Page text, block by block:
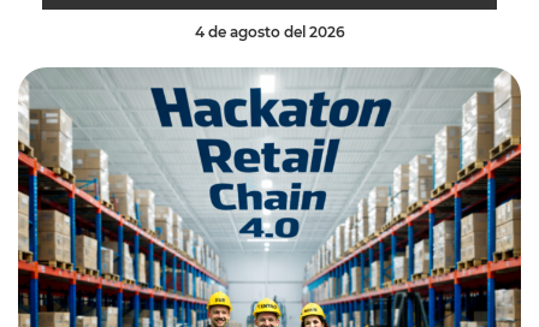
4 de agosto del 2026